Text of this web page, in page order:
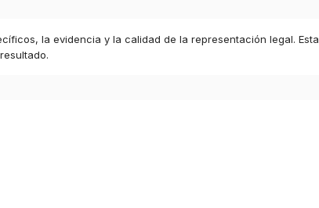
la evidencia y la calidad de la representación legal. Esta